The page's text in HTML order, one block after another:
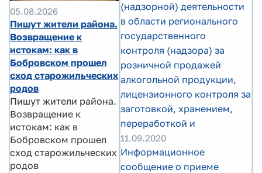
05.08.2026
Пишут жители района.
Возвращение к
истокам: как в
Бобровском прошел
сход старожильческих
родов
Пишут жители района.
Возвращение к
истокам: как в
Бобровском прошел
сход старожильческих
родов
(надзорной) деятельности
в области регионального
государственного
контроля (надзора) за
розничной продажей
алкогольной продукции,
лицензионного контроля за
заготовкой, хранением,
переработкой и
11.09.2020
Информационное
сообщение о приеме